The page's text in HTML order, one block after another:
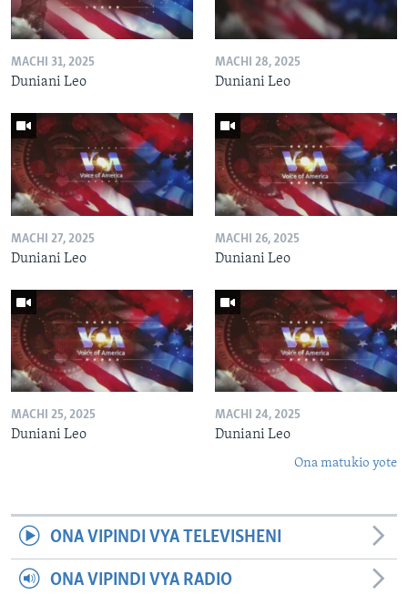
MACHI 31, 2025
Duniani Leo
MACHI 28, 2025
Duniani Leo
MACHI 27, 2025
Duniani Leo
MACHI 26, 2025
Duniani Leo
MACHI 25, 2025
Duniani Leo
MACHI 24, 2025
Duniani Leo
Ona matukio yote
ONA VIPINDI VYA TELEVISHENI
ONA VIPINDI VYA RADIO